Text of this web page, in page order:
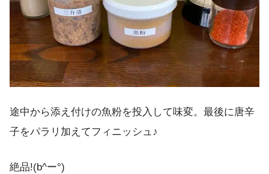
途中から添え付けの魚粉を投入して味変。最後に唐辛
子をパラリ加えてフィニッシュ♪
絶品!(b^ー°)